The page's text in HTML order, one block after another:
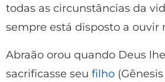
todas as circunstâncias da
sempre está disposto a ouvir
Abraão orou quando Deus
sacrificasse seu filho (Gênesis